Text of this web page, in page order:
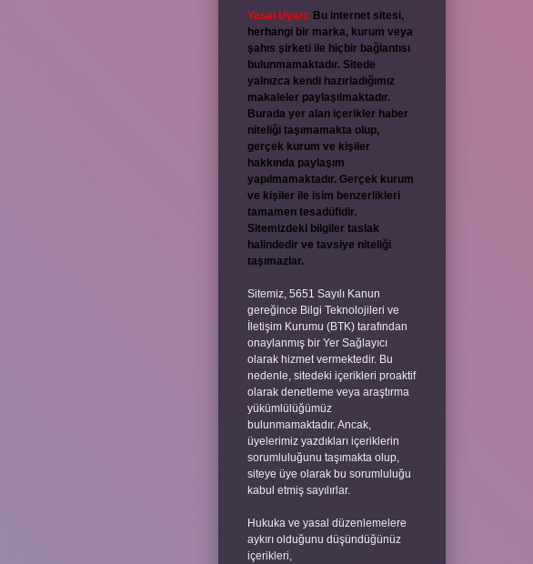
Yasal Uyarı: Bu internet sitesi,
herhangi bir marka, kurum veya
şahıs şirketi ile hiçbir bağlantısı
bulunmamaktadır. Sitede
yalnızca kendi hazırladığımız
makaleler paylaşılmaktadır.
Burada yer alan içerikler haber
niteliği taşımamakta olup,
gerçek kurum ve kişiler
hakkında paylaşım
yapılmamaktadır. Gerçek kurum
ve kişiler ile isim benzerlikleri
tamamen tesadüfidir.
Sitemizdeki bilgiler taslak
halindedir ve tavsiye niteliği
taşımazlar.
Sitemiz, 5651 Sayılı Kanun
gereğince Bilgi Teknolojileri ve
İletişim Kurumu (BTK) tarafından
onaylanmış bir Yer Sağlayıcı
olarak hizmet vermektedir. Bu
nedenle, sitedeki içerikleri proaktif
olarak denetleme veya araştırma
yükümlülüğümüz
bulunmamaktadır. Ancak,
üyelerimiz yazdıkları içeriklerin
sorumluluğunu taşımakta olup,
siteye üye olarak bu sorumluluğu
kabul etmiş sayılırlar.
Hukuka ve yasal düzenlemelere
aykırı olduğunu düşündüğünüz
içerikleri,